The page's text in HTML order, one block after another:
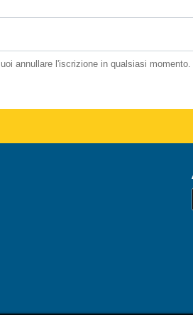
annullare l'iscrizione in qualsiasi momento.